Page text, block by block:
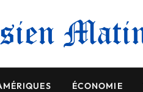
ÉCONOMIE